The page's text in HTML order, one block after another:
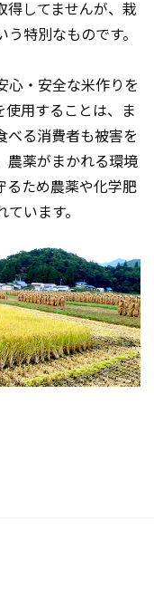
得してませんが、栽
特別なものです。
心・安全な米作りを
使用することは、ま
べる消費者も被害を
農薬がまかれる環境
るため農薬や化学肥
います。